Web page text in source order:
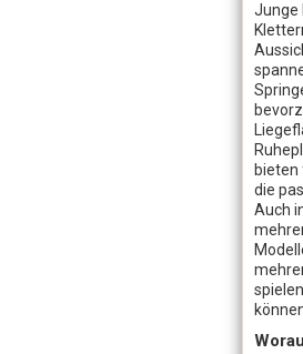
Junge
bieten
die
Auch